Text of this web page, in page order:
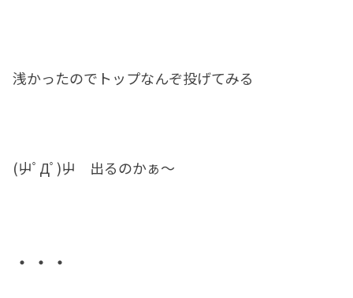
浅かったのでトップなんぞ投げてみる
(屮ﾟДﾟ)屮 出るのかぁ～
・・・